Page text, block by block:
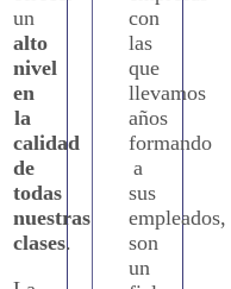
un
alto
nivel
en
la
calidad
de
todas
nuestras
clases.
con
las
que
llevamos
años
formando
a
sus
empleados,
son
un